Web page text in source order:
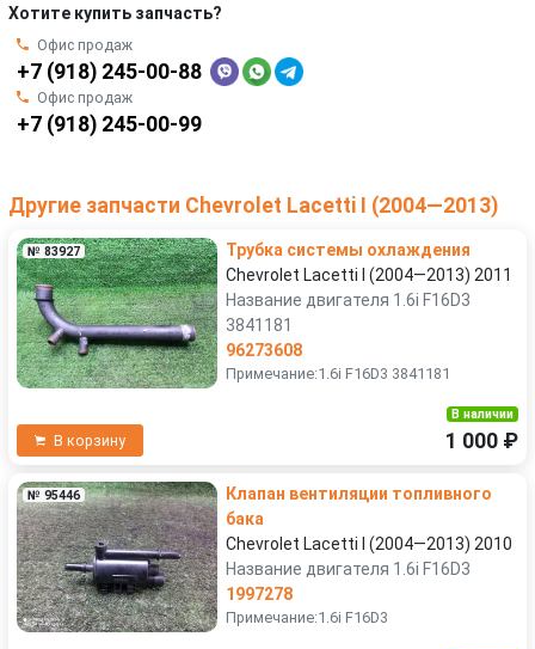
Хотите купить запчасть?
Офис продаж
+7 (918) 245-00-88
Офис продаж
+7 (918) 245-00-99
Другие запчасти Chevrolet Lacetti I (2004—2013)
№ 83927
Трубка системы охлаждения
Chevrolet Lacetti I (2004—2013) 2011
Название двигателя 1.6i F16D3
3841181
96273608
Примечание:1.6i F16D3 3841181
В корзину
В наличии
1 000 ₽
№ 95446
Клапан вентиляции топливного
бака
Chevrolet Lacetti I (2004—2013) 2010
Название двигателя 1.6i F16D3
1997278
Примечание:1.6i F16D3